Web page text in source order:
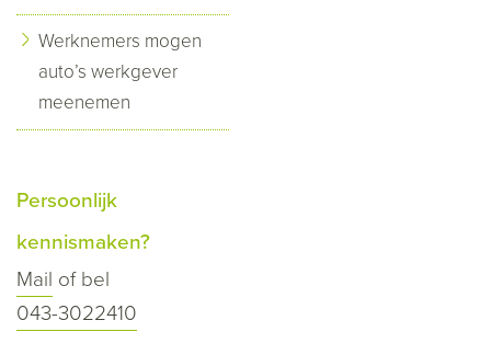
Werknemers mogen
auto’s werkgever
meenemen
Persoonlijk
kennismaken?
Mail of bel
043-3022410